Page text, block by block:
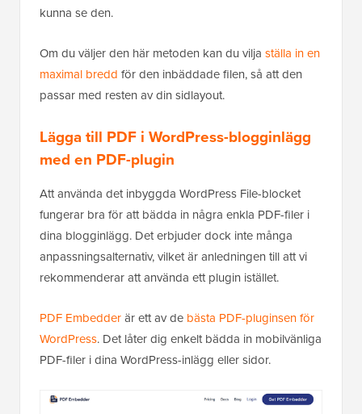
kunna se den.
Om du väljer den här metoden kan du vilja ställa in en
maximal bredd för den inbäddade filen, så att den
passar med resten av din sidlayout.
Lägga till PDF i WordPress-blogginlägg
med en PDF-plugin
Att använda det inbyggda WordPress File-blocket
fungerar bra för att bädda in några enkla PDF-filer i
dina blogginlägg. Det erbjuder dock inte många
anpassningsalternativ, vilket är anledningen till att vi
rekommenderar att använda ett plugin istället.
PDF Embedderär ett av de bästa PDF-pluginsen för
WordPress. Det låter dig enkelt bädda in mobilvänliga
PDF-filer i dina WordPress-inlägg eller sidor.